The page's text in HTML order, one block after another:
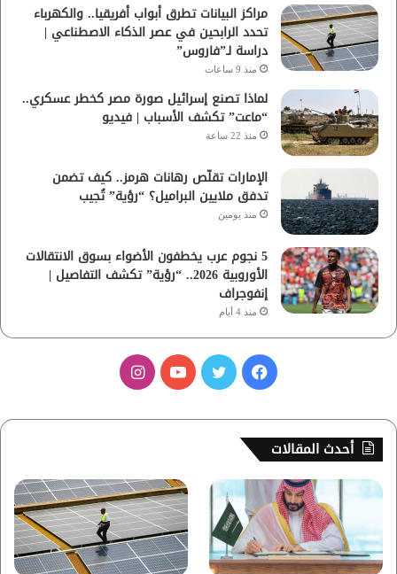
مراكز البيانات تطرق أبواب أفريقيا.. والكهرباء
تحدد الرابحين في عصر الذكاء الاصطناعي |
دراسة لـ”فاروس”
منذ 9 ساعات
لماذا تصنع إسرائيل صورة مصر كخطر عسكري..
“ماعت” تكشف الأسباب | فيديو
منذ 22 ساعة
الإمارات تقلّص رهانات هرمز.. كيف تضمن
تدفق ملايين البراميل؟ “رؤية” تُجيب
منذ يومين
5 نجوم عرب يخطفون الأضواء بسوق الانتقالات
الأوروبية 2026.. “رؤية” تكشف التفاصيل |
إنفوجراف
منذ 4 أيام
س
ب
و
ك
ي
و
ب
ت
ق
ر
أحدث المقالات